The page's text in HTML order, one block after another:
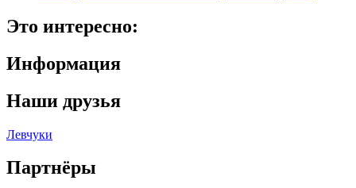
Это интересно:
Информация
Наши друзья
Левчуки
Партнёры